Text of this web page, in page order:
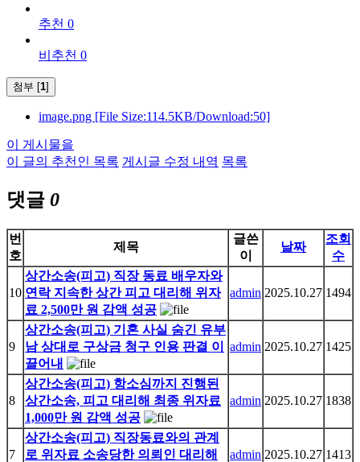
추천 0
비추천 0
첨부 [1]
image.png [File Size:114.5KB/Download:50]
이 게시물을
이 글의 추천인 목록 게시글 수정 내역 목록
댓글 0
번
호
제목
글쓴
이
날짜
조회
수
10
상간소송(피고) 직장 동료 배우자와
연락 지속한 상간 피고 대리해 위자
료 2,500만 원 감액 성공
admin 2025.10.27 1494
9
상간소송(피고) 기혼 사실 숨긴 유부
남 상대로 구상금 청구 인용 판결 이
끌어내
admin 2025.10.27 1425
8
상간소송(피고) 항소심까지 진행된
상간소송, 피고 대리해 최종 위자료
1,000만 원 감액 성공
admin 2025.10.27 1838
7
상간소송(피고) 직장동료와의 관계
로 위자료 소송당한 의뢰인 대리해
admin 2025.10.27 1413